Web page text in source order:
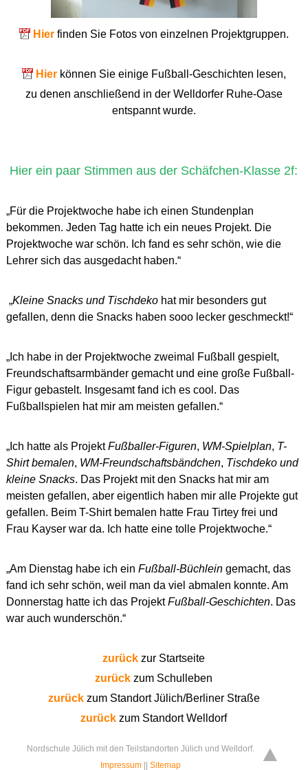
Hierfinden Sie Fotos von einzelnen Projektgruppen.
Hier können Sie einige Fußball-Geschichten lesen,
zu denen anschließend in der Welldorfer Ruhe-Oase
entspannt wurde.
Hier ein paar Stimmen aus der Schäfchen-Klasse 2f:
„Für die Projektwoche habe ich einen Stundenplan
bekommen. Jeden Tag hatte ich ein neues Projekt. Die
Projektwoche war schön. Ich fand es sehr schön, wie die
Lehrer sich das ausgedacht haben.“
„Kleine Snacks und Tischdekohat mir besonders gut
gefallen, denn die Snacks haben sooo lecker geschmeckt!“
„Ich habe in der Projektwoche zweimal Fußball gespielt,
Freundschaftsarmbänder gemacht und eine große Fußball-
Figur gebastelt. Insgesamt fand ich es cool. Das
Fußballspielen hat mir am meisten gefallen.“
„Ich hatte als ProjektFußballer-Figuren, WM-Spielplan, T-
Shirt bemalen, WM-Freundschaftsbändchen, Tischdeko und
kleine Snacks. Das Projekt mit den Snacks hat mir am
meisten gefallen, aber eigentlich haben mir alle Projekte gut
gefallen. Beim T-Shirt bemalen hatte Frau Tirtey frei und
Frau Kayser war da. Ich hatte eine tolle Projektwoche.“
„Am Dienstag habe ich ein Fußball-Büchleingemacht, das
fand ich sehr schön, weil man da viel abmalen konnte. Am
Donnerstag hatte ich das ProjektFußball-Geschichten. Das
war auch wunderschön.“
zurück zur Startseite
zurück zum Schulleben
zurückzum Standort Jülich/Berliner Straße
zurück zum Standort Welldorf
Nordschule Jülich mit den Teilstandorten Jülich und Welldorf.
Impressum ||Sitemap